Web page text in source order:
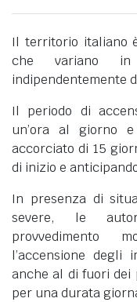
Il territorio italiano
che variano in
indipendentemente
Il periodo di
un’ora al giorno
accorciato di 15
di inizio e
In presenza di
severe, le
provvedimento
l’accensione
anche al di fuori
per una durata